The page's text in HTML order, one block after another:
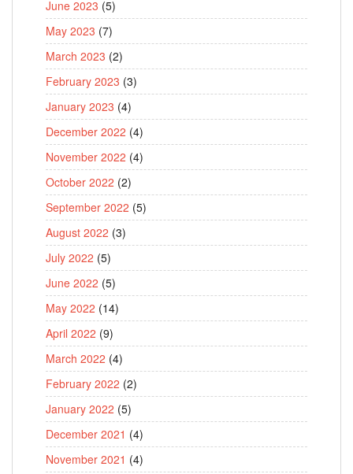
June 2023 (5)
May 2023 (7)
March 2023 (2)
February 2023 (3)
January 2023 (4)
December 2022 (4)
November 2022 (4)
October 2022 (2)
September 2022 (5)
August 2022 (3)
July 2022 (5)
June 2022 (5)
May 2022 (14)
April 2022 (9)
March 2022 (4)
February 2022 (2)
January 2022 (5)
December 2021 (4)
November 2021 (4)